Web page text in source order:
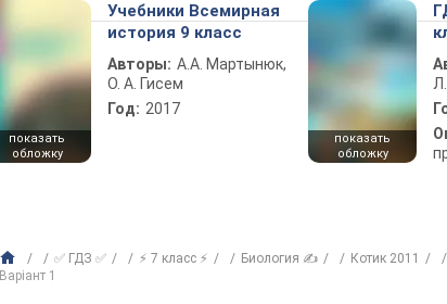
показать
обложку
Учебники Всемирная
история 9 класс
Авторы: А.А. Мартынюк,
О. А. Гисем
Год: 2017
показать
обложку
✅ ГДЗ ✅ ⚡ 7 класс ⚡ Биология ✍ Котик 2011
Варіант 1